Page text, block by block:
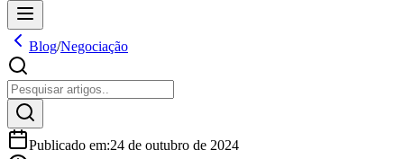
Blog/Negociação
Publicado em:24 de outubro de 2024